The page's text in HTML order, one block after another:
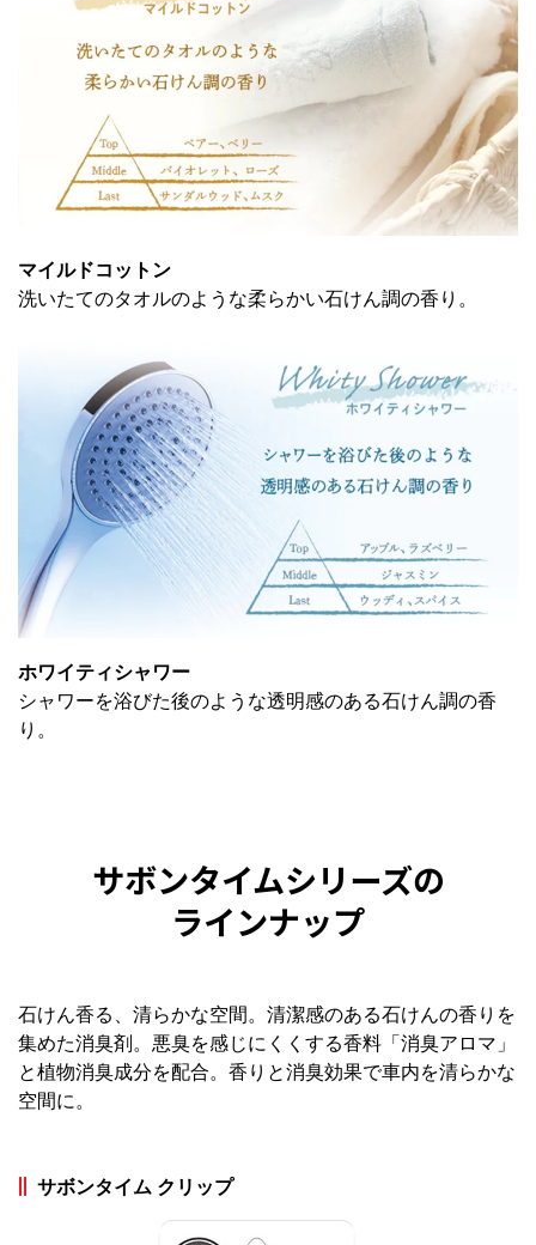
マイルドコットン
洗いたてのタオルのような柔らかい石けん調の香り。
ホワイティシャワー
シャワーを浴びた後のような透明感のある石けん調の香
り。
サボンタイムシリーズの
ラインナップ
石けん香る、清らかな空間。清潔感のある石けんの香りを
集めた消臭剤。悪臭を感じにくくする香料「消臭アロマ」
と植物消臭成分を配合。香りと消臭効果で車内を清らかな
空間に。
サボンタイム クリップ